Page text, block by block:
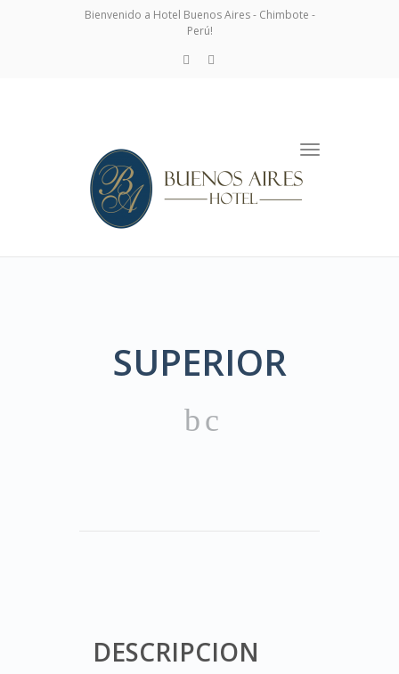
Bienvenido a Hotel Buenos Aires - Chimbote -
Perú!
Toggle
SUPERIOR
DESCRIPCION